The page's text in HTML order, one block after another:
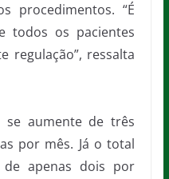
procedimentos. “É
todos os pacientes
regulação”, ressalta
aumente de três
por mês. Já o total
de apenas dois por